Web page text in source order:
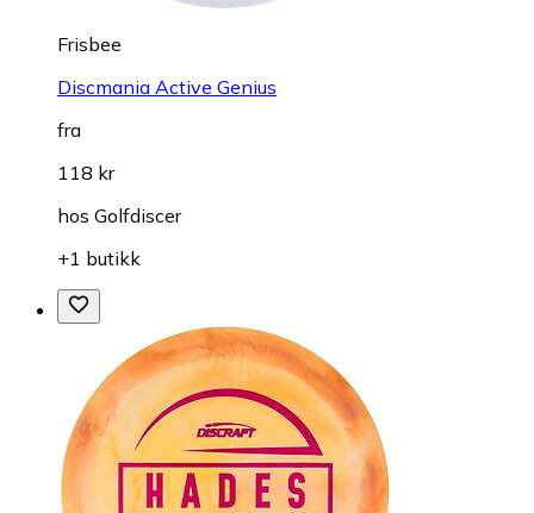
Frisbee
Discmania Active Genius
fra
118 kr
hos Golfdiscer
+1 butikk